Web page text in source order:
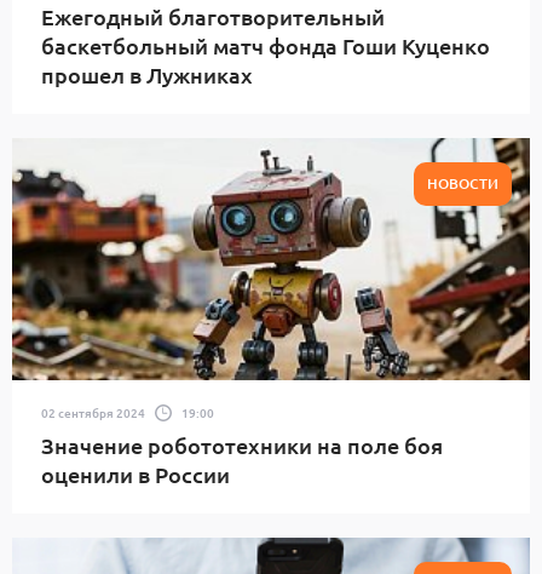
Ежегодный благотворительный
баскетбольный матч фонда Гоши Куценко
прошел в Лужниках
НОВОСТИ
02 сентября 2024 19:00
Значение робототехники на поле боя
оценили в России